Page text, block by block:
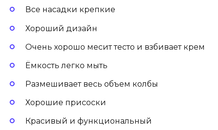
Все насадки крепкие
Хороший дизайн
Очень хорошо месит тесто и взбивает крем
Ёмкость легко мыть
Размешивает весь объем колбы
Хорошие присоски
Красивый и функциональный